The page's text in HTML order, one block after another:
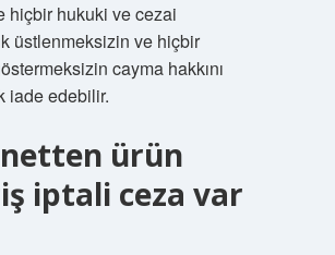
hiçbir hukuki ve cezai
üstlenmeksizin ve hiçbir
cayma hakkını
iade edebilir.
ürün
iptali ceza var